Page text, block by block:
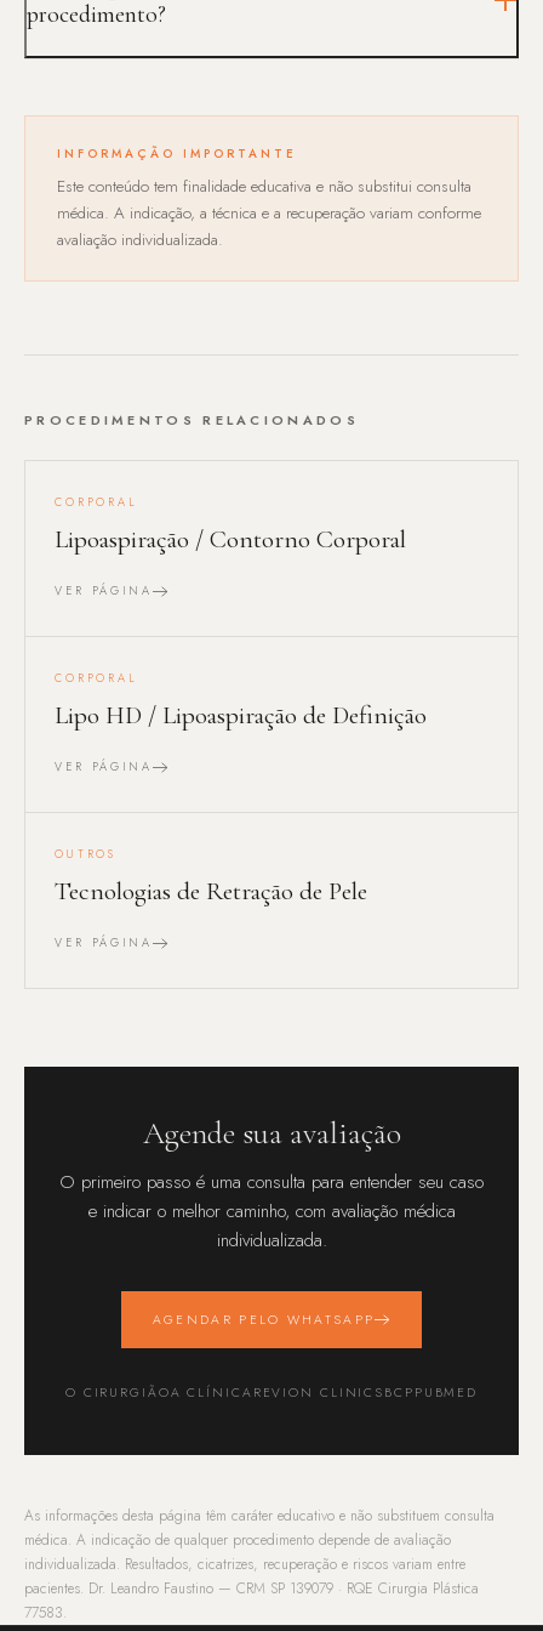
procedimento?
INFORMAÇÃO IMPORTANTE
Este conteúdo tem finalidade educativa e não substitui consulta
médica. A indicação, a técnica e a recuperação variam conforme
avaliação individualizada.
PROCEDIMENTOS RELACIONADOS
CORPORAL
Lipoaspiração / Contorno Corporal
VER PÁGINA
CORPORAL
Lipo HD / Lipoaspiração de Definição
VER PÁGINA
OUTROS
Tecnologias de Retração de Pele
VER PÁGINA
Agende sua avaliação
O primeiro passo é uma consulta para entender seu caso
e indicar o melhor caminho, com avaliação médica
individualizada.
AGENDAR PELO WHATSAPP
O CIRURGIÃOA CLÍNICA REVION CLINIC SBCP PUBMED
As informações desta página têm caráter educativo e não substituem consulta
médica. A indicação de qualquer procedimento depende de avaliação
individualizada. Resultados, cicatrizes, recuperação e riscos variam entre
pacientes. Dr. Leandro Faustino — CRM SP 139079 · RQE Cirurgia Plástica
77583.